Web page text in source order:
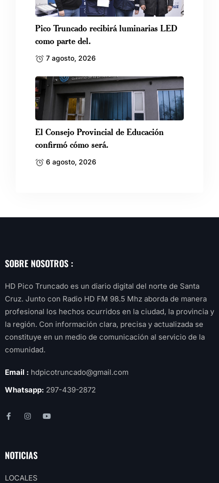
Pico Truncado recibirá luminarias LED
como parte del.
7 agosto, 2026
El Consejo Provincial de Educación
confirmó cómo será.
6 agosto, 2026
SOBRE NOSOTROS :
HD Pico Truncado es un diario digital del norte de Santa
Cruz. Junto con Radio HD FM 98.5 Mhz aborda de manera
profesional los hechos ocurridos en la ciudad, la provincia y
la región. Con información clara, precisa y actualizada se
constituye en un medio de comunicación al servicio de la
comunidad.
Email : hdpicotruncado@gmail.com
Whatsapp: 297-439-2872
NOTICIAS
LOCALES